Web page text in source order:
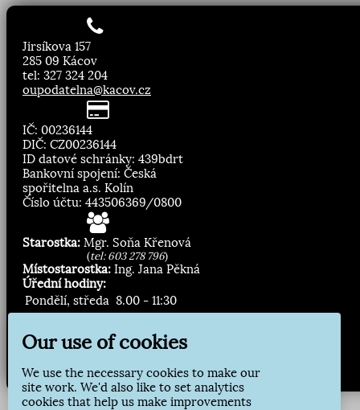
Jirsíkova 157
285 09 Kácov
tel: 327 324 204
oupodatelna@kacov.cz
IČ: 00236144
DIČ: CZ00236144
ID datové schránky: 439bdrt
Bankovní spojení: Česká
spořitelna a.s. Kolín
Číslo účtu: 443506369/0800
Starostka: Mgr. Soňa Křenová
(tel: 603 278 796)
Místostarostka: Ing. Jana Pěkná
Úřední hodiny:
Pondělí, středa 8.00 - 11:30
Přihlásit odběr
Our use of cookies
We use the necessary cookies to make our
site work. We'd also like to set analytics
cookies that help us make improvements